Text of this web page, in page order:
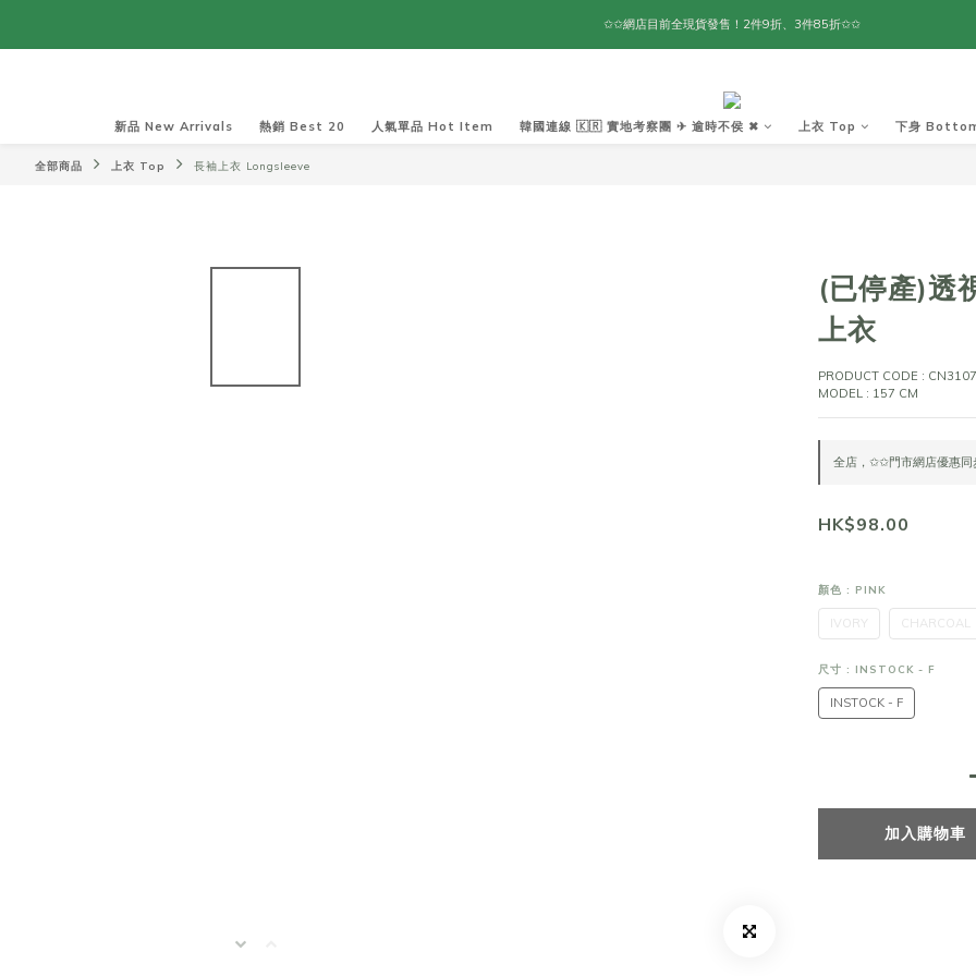
✩✩網店目前全現貨發售！2件9折、3件85折✩✩
新品 New Arrivals 熱銷 Best 20 人氣單品 Hot Item 韓國連線 🇰🇷 實地考察團 ✈ 逾時不侯 ✖︎ 上衣 Top 下身
全部商品 上衣 Top 長袖上衣 Longsleeve
(已停產)透
上衣
PRODUCT CODE : CN3107
MODEL : 157 CM
全店，✩✩門市網店優惠
HK$98.00
顏色 : PINK
IVORY CHARCOAL
尺寸 : INSTOCK - F
INSTOCK - F
加入購物車